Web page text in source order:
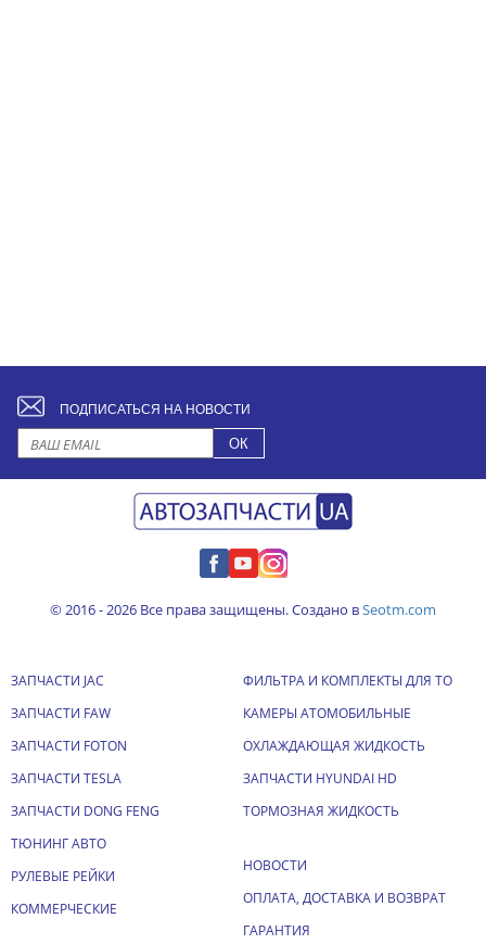
ПОДПИСАТЬСЯ НА НОВОСТИ
© 2016 - 2026 Все права защищены. Создано вSeotm.com
ЗАПЧАСТИ JAC
ЗАПЧАСТИ FAW
ЗАПЧАСТИ FOTON
ЗАПЧАСТИ TESLA
ЗАПЧАСТИ DONG FENG
ТЮНИНГ АВТО
РУЛЕВЫЕ РЕЙКИ
КОММЕРЧЕСКИЕ
ФИЛЬТРА И КОМПЛЕКТЫ ДЛЯ ТО
КАМЕРЫ АТОМОБИЛЬНЫЕ
ОХЛАЖДАЮЩАЯ ЖИДКОСТЬ
ЗАПЧАСТИ HYUNDAI HD
ТОРМОЗНАЯ ЖИДКОСТЬ
НОВОСТИ
ОПЛАТА, ДОСТАВКА И ВОЗВРАТ
ГАРАНТИЯ